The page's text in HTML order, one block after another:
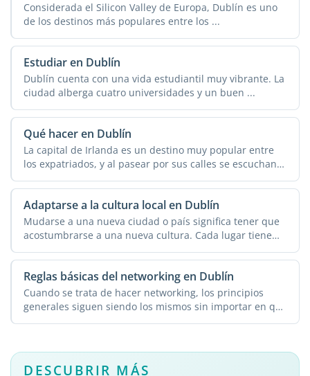
Considerada el Silicon Valley de Europa, Dublín es uno
de los destinos más populares entre los ...
Estudiar en Dublín
Dublín cuenta con una vida estudiantil muy vibrante. La
ciudad alberga cuatro universidades y un buen ...
Qué hacer en Dublín
La capital de Irlanda es un destino muy popular entre
los expatriados, y al pasear por sus calles se escuchan
...
Adaptarse a la cultura local en Dublín
Mudarse a una nueva ciudad o país significa tener que
acostumbrarse a una nueva cultura. Cada lugar tiene
sus ...
Reglas básicas del networking en Dublín
Cuando se trata de hacer networking, los principios
generales siguen siendo los mismos sin importar en qué
...
DESCUBRIR MÁS